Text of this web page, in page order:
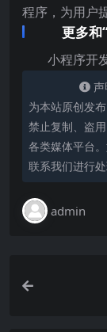
程序，为用户
更多和
小程序开
为本站原创发
禁止复制、盗
各类媒体平台
联系我们进行处
admin